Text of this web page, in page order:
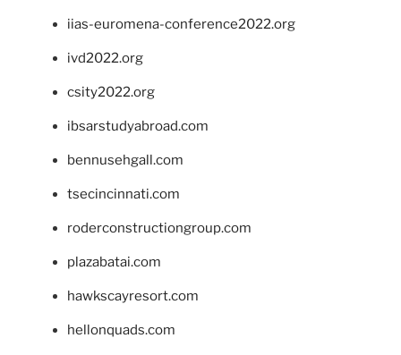
iias-euromena-conference2022.org
ivd2022.org
csity2022.org
ibsarstudyabroad.com
bennusehgall.com
tsecincinnati.com
roderconstructiongroup.com
plazabatai.com
hawkscayresort.com
hellonquads.com